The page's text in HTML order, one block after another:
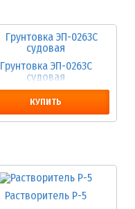
Грунтовка ЭП-0263С
судовая
КУПИТЬ
Растворитель Р-5